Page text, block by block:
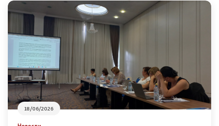
Изјава за пристапност
Со еден клик до сите услуги
18/06/2026